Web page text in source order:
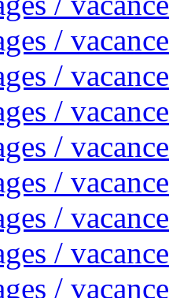
/
/
/
/
/
/
/
/